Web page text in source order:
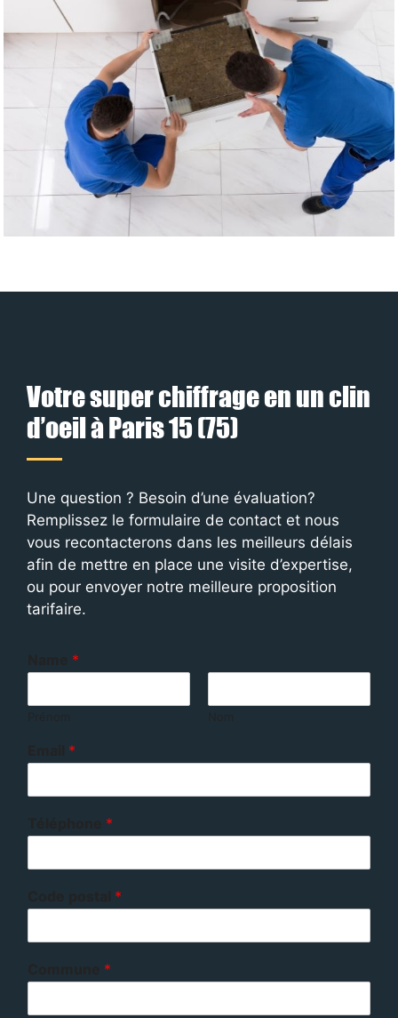
Votre super chiffrage en un clin
d’oeil à Paris 15 (75)
Une question ? Besoin d’une évaluation?
Remplissez le formulaire de contact et nous
vous recontacterons dans les meilleurs délais
afin de mettre en place une visite d’expertise,
ou pour envoyer notre meilleure proposition
tarifaire.
*
*
*
*
*